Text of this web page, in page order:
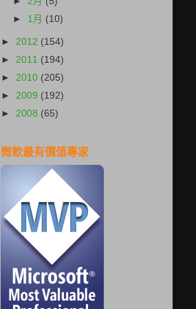
► 1月 (10)
► 2012 (154)
► 2011 (194)
► 2010 (205)
►2009 (192)
►2008 (65)
微軟最有價值專家